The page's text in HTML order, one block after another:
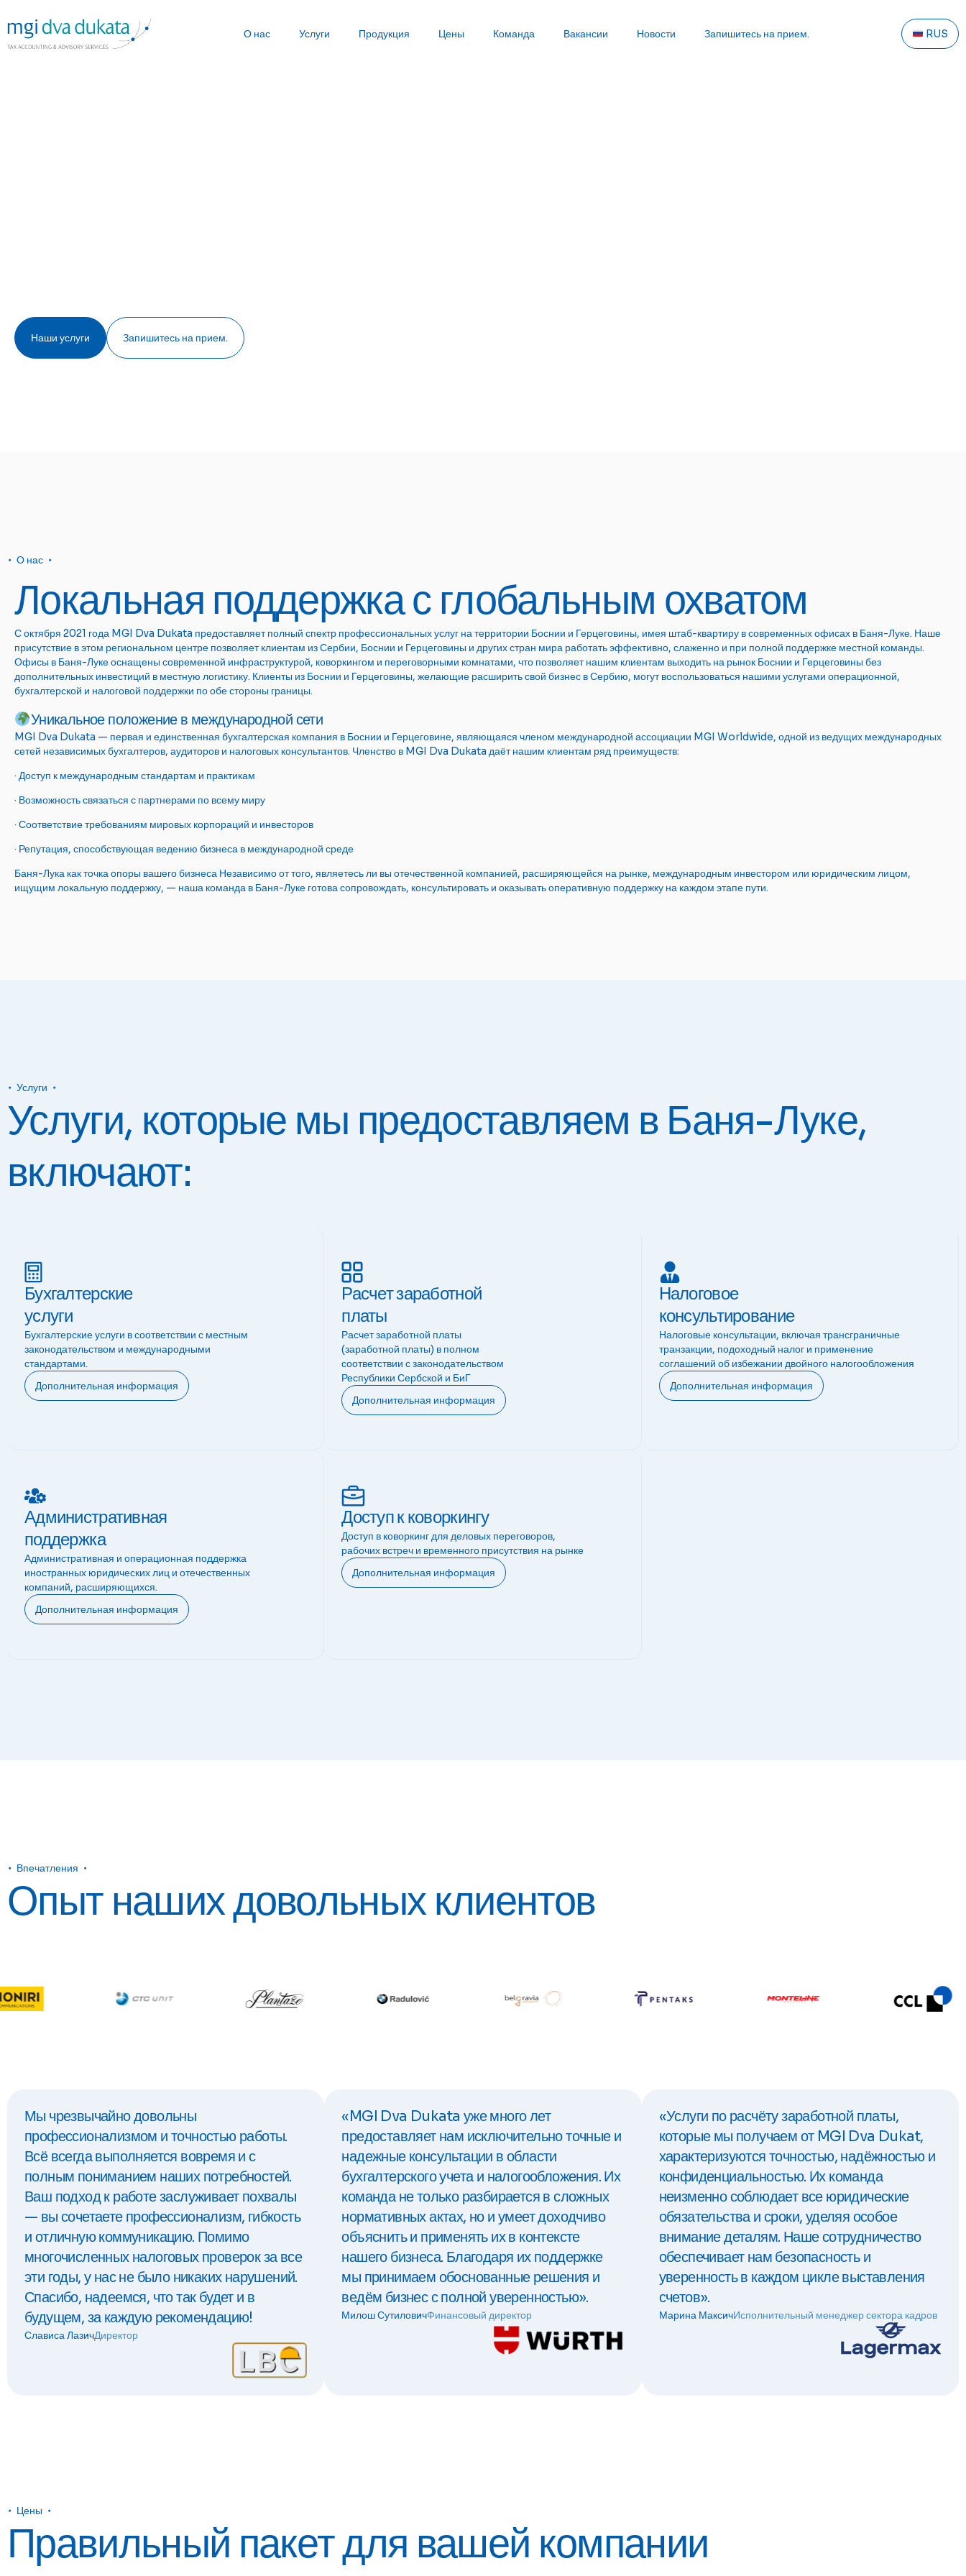
О нас Услуги Продукция Цены Команда Вакансии Новости Запишитесь на прием. RUS
Наши услуги Запишитесь на прием.
О нас
Локальная поддержка с глобальным охватом
С октября 2021 года MGI Dva Dukata предоставляет полный спектр профессиональных услуг на территории Боснии и Герцеговины, имея штаб-квартиру в современных офисах в Баня-Луке. Наше
присутствие в этом региональном центре позволяет клиентам из Сербии, Боснии и Герцеговины и других стран мира работать эффективно, слаженно и при полной поддержке местной команды.
Офисы в Баня-Луке оснащены современной инфраструктурой, коворкингом и переговорными комнатами, что позволяет нашим клиентам выходить на рынок Боснии и Герцеговины без
дополнительных инвестиций в местную логистику. Клиенты из Боснии и Герцеговины, желающие расширить свой бизнес в Сербию, могут воспользоваться нашими услугами операционной,
бухгалтерской и налоговой поддержки по обе стороны границы.
Уникальное положение в международной сети
MGI Dva Dukata — первая и единственная бухгалтерская компания в Боснии и Герцеговине, являющаяся членом международной ассоциации MGI Worldwide, одной из ведущих международных
сетей независимых бухгалтеров, аудиторов и налоговых консультантов. Членство в MGI Dva Dukata даёт нашим клиентам ряд преимуществ:
· Доступ к международным стандартам и практикам
· Возможность связаться с партнерами по всему миру
· Соответствие требованиям мировых корпораций и инвесторов
· Репутация, способствующая ведению бизнеса в международной среде
Баня-Лука как точка опоры вашего бизнеса Независимо от того, являетесь ли вы отечественной компанией, расширяющейся на рынке, международным инвестором или юридическим лицом,
ищущим локальную поддержку, — наша команда в Баня-Луке готова сопровождать, консультировать и оказывать оперативную поддержку на каждом этапе пути.
Услуги
Услуги, которые мы предоставляем в Баня-Луке,
включают:
Бухгалтерские
услуги
Бухгалтерские услуги в соответствии с местным
законодательством и международными
стандартами.
Дополнительная информация
Расчет заработной
платы
Расчет заработной платы
(заработной платы) в полном
соответствии с законодательством
Республики Сербской и БиГ
Дополнительная информация
Налоговое
консультирование
Налоговые консультации, включая трансграничные
транзакции, подоходный налог и применение
соглашений об избежании двойного налогообложения
Дополнительная информация
Административная
поддержка
Административная и операционная поддержка
иностранных юридических лиц и отечественных
компаний, расширяющихся.
Дополнительная информация
Доступ к коворкингу
Доступ в коворкинг для деловых переговоров,
рабочих встреч и временного присутствия на рынке
Дополнительная информация
Впечатления
Опыт наших довольных клиентов
Мы чрезвычайно довольны
профессионализмом и точностью работы.
Всё всегда выполняется вовремя и с
полным пониманием наших потребностей.
Ваш подход к работе заслуживает похвалы
— вы сочетаете профессионализм, гибкость
и отличную коммуникацию. Помимо
многочисленных налоговых проверок за все
эти годы, у нас не было никаких нарушений.
Спасибо, надеемся, что так будет и в
будущем, за каждую рекомендацию!
Слависа ЛазичДиректор
«MGI Dva Dukata уже много лет
предоставляет нам исключительно точные и
надежные консультации в области
бухгалтерского учета и налогообложения. Их
команда не только разбирается в сложных
нормативных актах, но и умеет доходчиво
объяснить и применять их в контексте
нашего бизнеса. Благодаря их поддержке
мы принимаем обоснованные решения и
ведём бизнес с полной уверенностью».
Милош СутиловичФинансовый директор
«Услуги по расчёту заработной платы,
которые мы получаем от MGI Dva Dukat,
характеризуются точностью, надёжностью и
конфиденциальностью. Их команда
неизменно соблюдает все юридические
обязательства и сроки, уделяя особое
внимание деталям. Наше сотрудничество
обеспечивает нам безопасность и
уверенность в каждом цикле выставления
счетов».
Марина МаксичИсполнительный менеджер сектора кадров
Цены
Правильный пакет для вашей компании